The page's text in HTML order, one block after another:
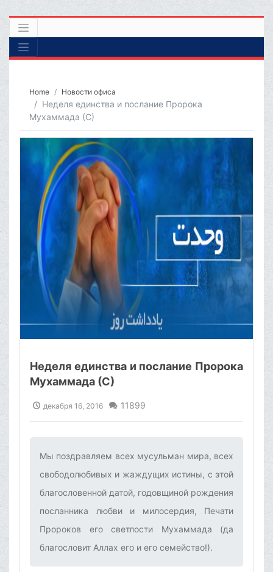
Home Новости офиса
Неделя единства и послание Пророка
Мухаммада (С)
Неделя единства и послание Пророка
Мухаммада (С)
декабря 16, 2016 11899
Мы поздравляем всех мусульман мира, всех
свободолюбивых и жаждущих истины, с этой
благословенной датой, годовщиной рождения
посланника любви и милосердия, Печати
Пророков его светлости Мухаммада (да
благословит Аллах его и его семейство!).‌